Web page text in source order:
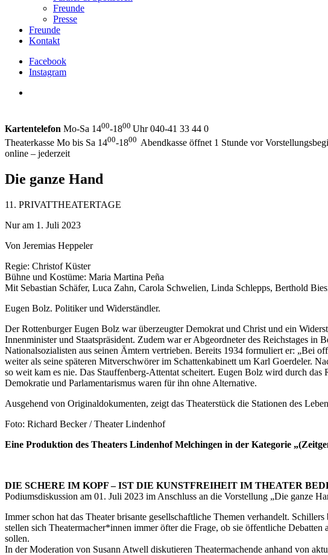
Freunde
Presse
Freunde
Kontakt
Facebook
Instagram
Kartentelefon Mo-Sa 1400-1800 Uhr 040-41 33 44 0
Theaterkasse Mo bis Sa 1400-1800 Abendkasse öffnet 1 Stunde vor
online – jederzeit
Die ganze Hand
11. PRIVATTHEATERTAGE
Nur am 1. Juli 2023
Von Jeremias Heppeler
Regie: Christof Küster
Bühne und Kostüme: Maria Martina Peña
Mit Sebastian Schäfer, Luca Zahn, Carola Schwelien, Linda Schlepps, Berthold
Eugen Bolz. Politiker und Widerständler.
Der Rottenburger Eugen Bolz war überzeugter Demokrat und Christ und ein
Innenminister und Staatspräsident. Zudem war er Abgeordneter des Reichstages
Nationalsozialisten aus seinen Ämtern vertrieben. Bereits 1934 formuliert er: „Bei
weiter als seine späteren Mitverschwörer im Schattenkabinett um Karl Goerdeler.
so weit kam es nie. Das Stauffenberg-Attentat scheitert. Eugen Bolz wird durch
Demokratie und Parlamentarismus waren für ihn ohne Alternative.
Ausgehend von Originaldokumenten, zeigt das Theaterstück die Stationen des
Foto: Richard Becker / Theater Lindenhof
Eine Produktion des Theaters Lindenhof Melchingen in der Kategorie
DIE SCHERE IM KOPF – IST DIE KUNSTFREIHEIT IM THEATER
Podiumsdiskussion am 01. Juli 2023 im Anschluss an die Vorstellung „Die ganze
Immer schon hat das Theater brisante gesellschaftliche Themen verhandelt.
stellen sich Theatermacher*innen immer öfter die Frage, ob sie öffentliche Debatten
sollen.
In der Moderation von Susann Atwell diskutieren Theatermachende anhand von